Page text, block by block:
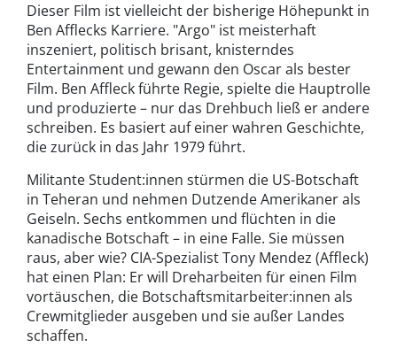
Dieser Film ist vielleicht der bisherige Höhepunkt in
Ben Afflecks Karriere. "Argo" ist meisterhaft
inszeniert, politisch brisant, knisterndes
Entertainment und gewann den Oscar als bester
Film. Ben Affleck führte Regie, spielte die Hauptrolle
und produzierte – nur das Drehbuch ließ er andere
schreiben. Es basiert auf einer wahren Geschichte,
die zurück in das Jahr 1979 führt.
Militante Student:innen stürmen die US-Botschaft
in Teheran und nehmen Dutzende Amerikaner als
Geiseln. Sechs entkommen und flüchten in die
kanadische Botschaft – in eine Falle. Sie müssen
raus, aber wie? CIA-Spezialist Tony Mendez (Affleck)
hat einen Plan: Er will Dreharbeiten für einen Film
vortäuschen, die Botschaftsmitarbeiter:innen als
Crewmitglieder ausgeben und sie außer Landes
schaffen.